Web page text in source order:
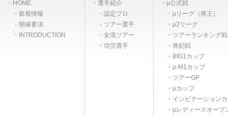
HOME
新着情報
開催要項
INTRODUCTION
選手紹介
認定プロ
ツアー選手
女流ツアー
功労選手
μ公式戦
μリーグ（将王）
μ2リーグ
ツアーランキング
将妃戦
BIG1カップ
μ-M1カップ
ツアーGP
μカップ
インビテーション
μレディースオープ